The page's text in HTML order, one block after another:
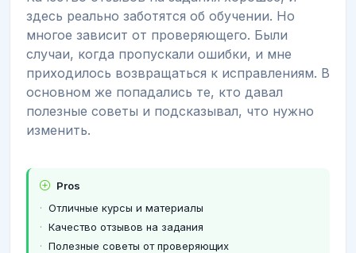
здесь реально заботятся об обучении. Но
многое зависит от проверяющего. Были
случаи, когда пропускали ошибки, и мне
приходилось возвращаться к исправлениям. В
основном же попадались те, кто давал
полезные советы и подсказывал, что нужно
изменить.
Pros
Отличные курсы и материалы
Качество отзывов на задания
Полезные советы от проверяющих